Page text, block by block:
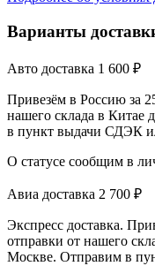
Варианты
Авто доставка 1 600 ₽
Привезём в Россию за
нашего склада в Китае
в пункт выдачи СДЭК
О статусе сообщим в
Авиа доставка 2 700 ₽
Экспресс доставка.
отправки от нашего
Москве. Отправим в